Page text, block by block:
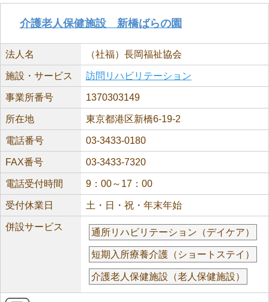
介護老人保健施設 新橋ばらの園
法人名 （社福）長岡福祉協会
施設・サービス 訪問リハビリテーション
事業所番号 1370303149
所在地 東京都港区新橋6-19-2
電話番号 03-3433-0180
FAX番号 03-3433-7320
電話受付時間 9：00～17：00
受付休業日 土・日・祝・年末年始
併設サービス
通所リハビリテーション（デイケア）
短期入所療養介護（ショートステイ）
介護老人保健施設（老人保健施設）